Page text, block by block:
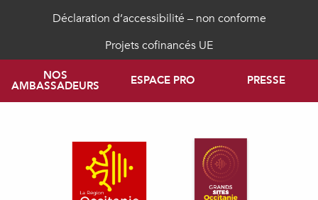
Déclaration d’accessibilité – non conforme
Projets cofinancés UE
NOS
AMBASSADEURS ESPACE PRO PRESSE